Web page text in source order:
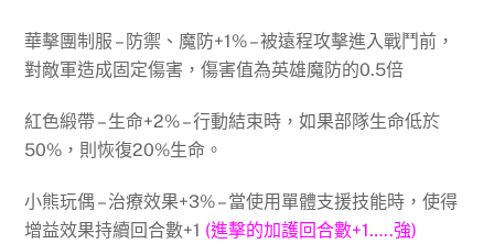
華擊團制服 – 防禦、魔防+1% – 被遠程攻擊進入戰鬥前，
對敵軍造成固定傷害，傷害值為英雄魔防的0.5倍
紅色緞帶 – 生命+2% – 行動結束時，如果部隊生命低於
50%，則恢復20%生命。
小熊玩偶 – 治療效果+3% – 當使用單體支援技能時，使得
增益效果持續回合數+1 (進擊的加護回合數+1…..強)